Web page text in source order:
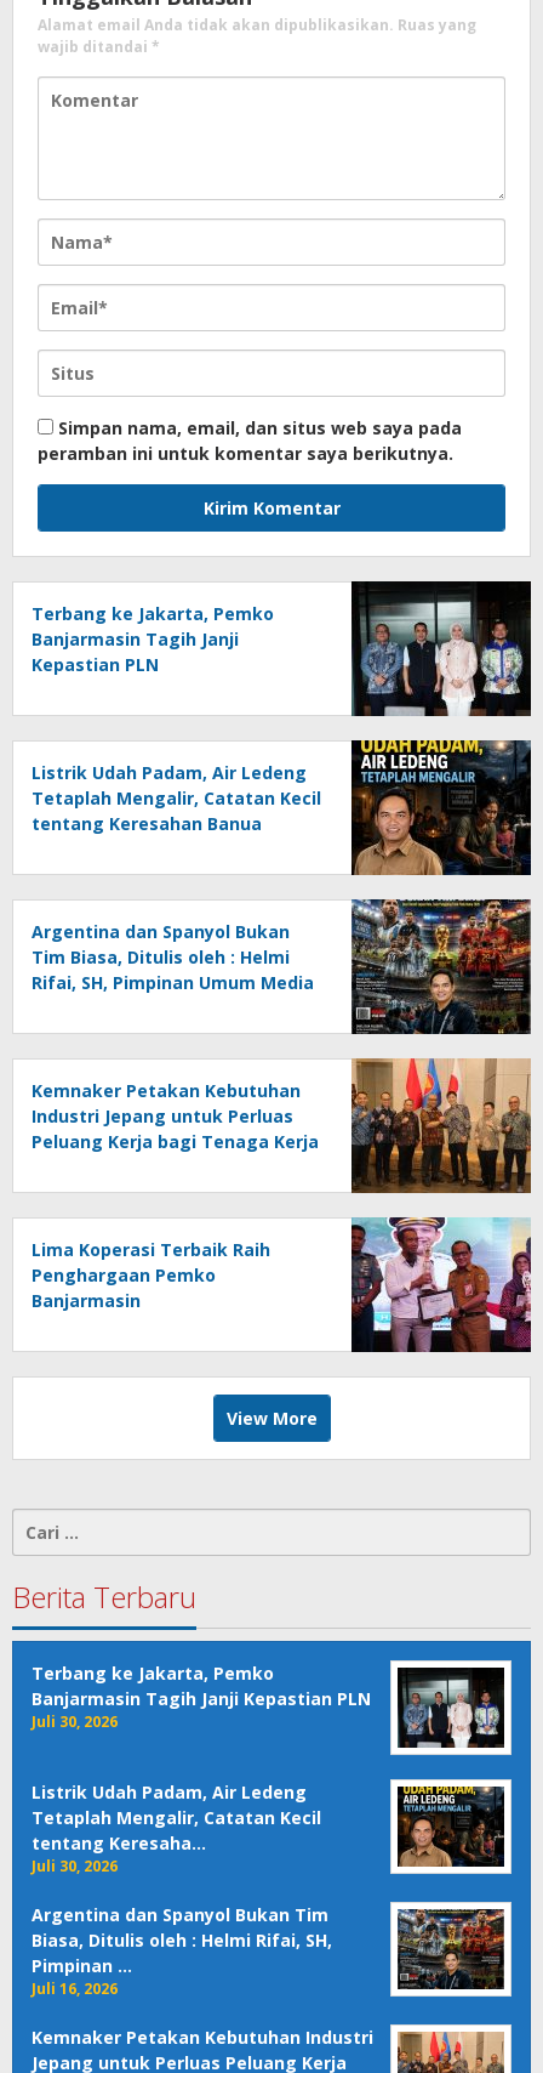
Alamat email Anda tidak akan dipublikasikan. Ruas yang
wajib ditandai *
Simpan nama, email, dan situs web saya pada
peramban ini untuk komentar saya berikutnya.
Terbang ke Jakarta, Pemko
Banjarmasin Tagih Janji
Kepastian PLN
Listrik Udah Padam, Air Ledeng
Tetaplah Mengalir, Catatan Kecil
tentang Keresahan Banua
Ancaman Lingkungan, Oleh :
Helmi Rifai, SH
Argentina dan Spanyol Bukan
Tim Biasa, Ditulis oleh : Helmi
Rifai, SH, Pimpinan Umum Media
Kemnaker Petakan Kebutuhan
Industri Jepang untuk Perluas
Peluang Kerja bagi Tenaga Kerja
Lima Koperasi Terbaik Raih
Penghargaan Pemko
Banjarmasin
View More
Cari
untuk:
Berita Terbaru
Terbang ke Jakarta, Pemko
Banjarmasin Tagih Janji Kepastian PLN
Juli 30, 2026
Listrik Udah Padam, Air Ledeng
Tetaplah Mengalir, Catatan Kecil
tentang Keresaha…
Juli 30, 2026
Argentina dan Spanyol Bukan Tim
Biasa, Ditulis oleh : Helmi Rifai, SH,
Pimpinan …
Juli 16, 2026
Kemnaker Petakan Kebutuhan Industri
Jepang untuk Perluas Peluang Kerja